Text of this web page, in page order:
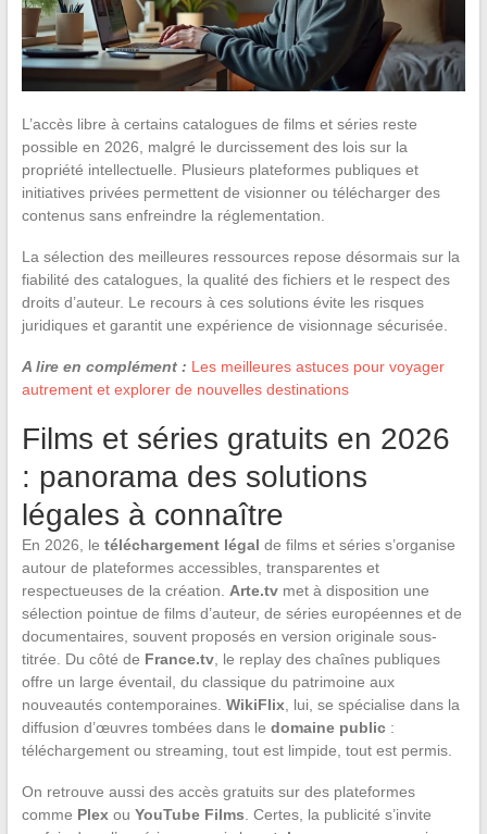
L’accès libre à certains catalogues de films et séries reste
possible en 2026, malgré le durcissement des lois sur la
propriété intellectuelle. Plusieurs plateformes publiques et
initiatives privées permettent de visionner ou télécharger des
contenus sans enfreindre la réglementation.
La sélection des meilleures ressources repose désormais sur la
fiabilité des catalogues, la qualité des fichiers et le respect des
droits d’auteur. Le recours à ces solutions évite les risques
juridiques et garantit une expérience de visionnage sécurisée.
A lire en complément : Les meilleures astuces pour voyager
autrement et explorer de nouvelles destinations
Films et séries gratuits en 2026
: panorama des solutions
légales à connaître
En 2026, le téléchargement légal de films et séries s’organise
autour de plateformes accessibles, transparentes et
respectueuses de la création. Arte.tvmet à disposition une
sélection pointue de films d’auteur, de séries européennes et de
documentaires, souvent proposés en version originale sous-
titrée. Du côté de France.tv, le replay des chaînes publiques
offre un large éventail, du classique du patrimoine aux
nouveautés contemporaines. WikiFlix, lui, se spécialise dans la
diffusion d’œuvres tombées dans le domaine public:
téléchargement ou streaming, tout est limpide, tout est permis.
On retrouve aussi des accès gratuits sur des plateformes
comme Plexou YouTube Films . Certes, la publicité s’invite